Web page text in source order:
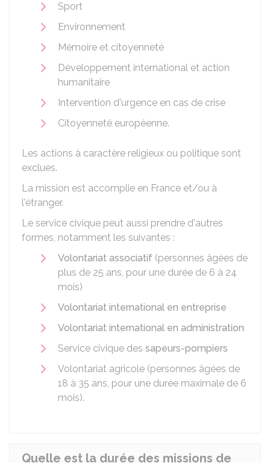
Sport
Environnement
Mémoire et citoyenneté
Développement international et action
humanitaire
Intervention d'urgence en cas de crise
Citoyenneté européenne.
Les actions à caractère religieux ou politique sont
exclues.
La mission est accomplie en France et/ou à
l'étranger.
Le service civique peut aussi prendre d'autres
formes, notamment les suivantes :
Volontariat associatif (personnes âgées de
plus de 25 ans, pour une durée de 6 à 24
mois)
Volontariat international en entreprise
Volontariat international en administration
Service civique des sapeurs-pompiers
Volontariat agricole (personnes âgées de
18 à 35 ans, pour une durée maximale de 6
mois).
Quelle est la durée des missions de